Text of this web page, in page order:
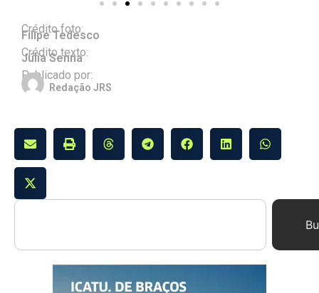
Crédito foto:
Filipe Tedesco
Crédito texto:
Júlia Senna
Publicado por:
Redação JRS